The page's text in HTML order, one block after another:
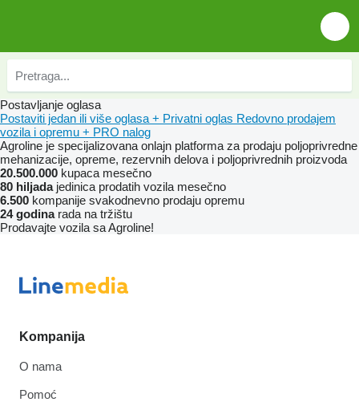
Postavljanje oglasa
Postaviti jedan ili više oglasa + Privatni oglas Redovno prodajem
vozila i opremu + PRO nalog
Agroline je specijalizovana onlajn platforma za prodaju poljoprivredne
mehanizacije, opreme, rezervnih delova i poljoprivrednih proizvoda
20.500.000 kupaca mesečno
80 hiljadajedinica prodatih vozila mesečno
6.500 kompanije svakodnevno prodaju opremu
24 godinarada na tržištu
Prodavajte vozila sa Agroline!
Kompanija
O nama
Pomoć